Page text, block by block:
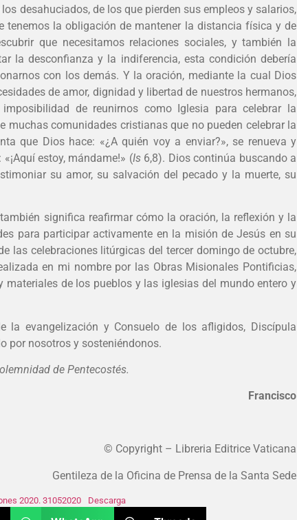
desahuciados, de los que pierden sus empleos y salarios,
tenemos la obligación de mantener la distancia física y de
que necesitamos relaciones sociales, y también la
la desconfianza y la indiferencia, esta condición debería
con los demás. Y la oración, mediante la cual Dios
de amor, dignidad y libertad de nuestros hermanos,
de reunirnos como Iglesia para celebrar la
comunidades cristianas que no pueden celebrar la
que Dios hace: «¿A quién voy a enviar?», se renueva y
estoy, mándame!» (Is6,8). Dios continúa buscando a
su amor, su salvación del pecado y la muerte, su
significa reafirmar cómo la oración, la reflexión y la
para participar activamente en la misión de Jesús en su
las celebraciones litúrgicas del tercer domingo de octubre,
en mi nombre por las Obras Misionales Pontificias,
de los pueblos y las iglesias del mundo entero y
la evangelización y Consuelo de los afligidos, Discípula
por nosotros y sosteniéndonos.
de Pentecostés.
Francisco
© Copyright – Libreria Editrice Vaticana
Gentileza de la Oficina de Prensa de la Santa Sede
2020. 31052020 Descarga